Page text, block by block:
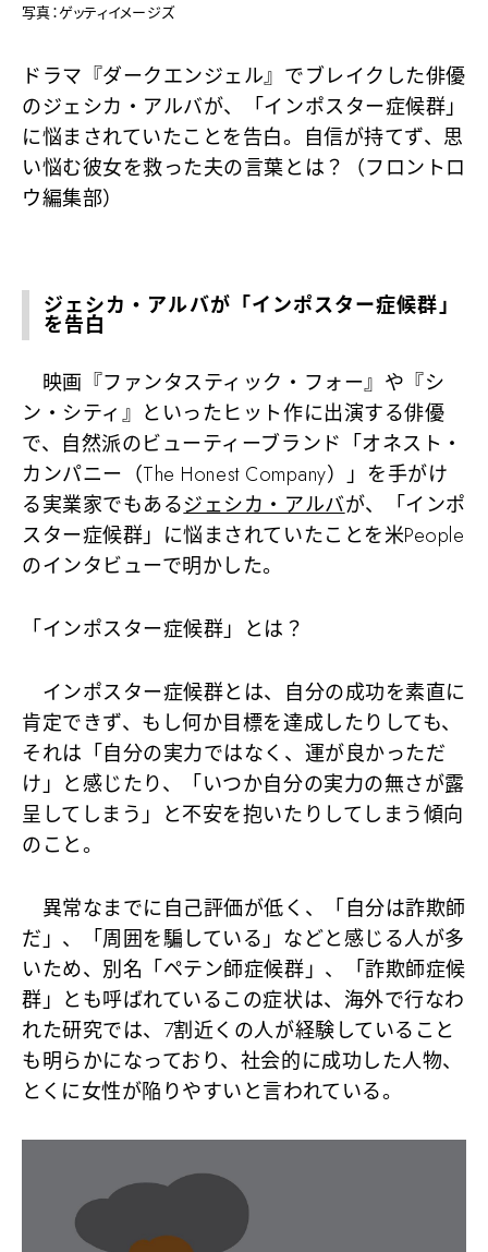
写真：ゲッティイメージズ
ドラマ『ダークエンジェル』でブレイクした俳優
のジェシカ・アルバが、「インポスター症候群」
に悩まされていたことを告白。自信が持てず、思
い悩む彼女を救った夫の言葉とは？（フロントロ
ウ編集部）
ジェシカ・アルバが「インポスター症候群」
を告白
映画『ファンタスティック・フォー』や『シ
ン・シティ』といったヒット作に出演する俳優
で、自然派のビューティーブランド「オネスト・
カンパニー（The Honest Company）」を手がけ
る実業家でもあるジェシカ・アルバが、「インポ
スター症候群」に悩まされていたことを米People
のインタビューで明かした。
「インポスター症候群」とは？
インポスター症候群とは、自分の成功を素直に
肯定できず、もし何か目標を達成したりしても、
それは「自分の実力ではなく、運が良かっただ
け」と感じたり、「いつか自分の実力の無さが露
呈してしまう」と不安を抱いたりしてしまう傾向
のこと。
異常なまでに自己評価が低く、「自分は詐欺師
だ」、「周囲を騙している」などと感じる人が多
いため、別名「ペテン師症候群」、「詐欺師症候
群」とも呼ばれているこの症状は、海外で行なわ
れた研究では、7割近くの人が経験していること
も明らかになっており、社会的に成功した人物、
とくに女性が陥りやすいと言われている。